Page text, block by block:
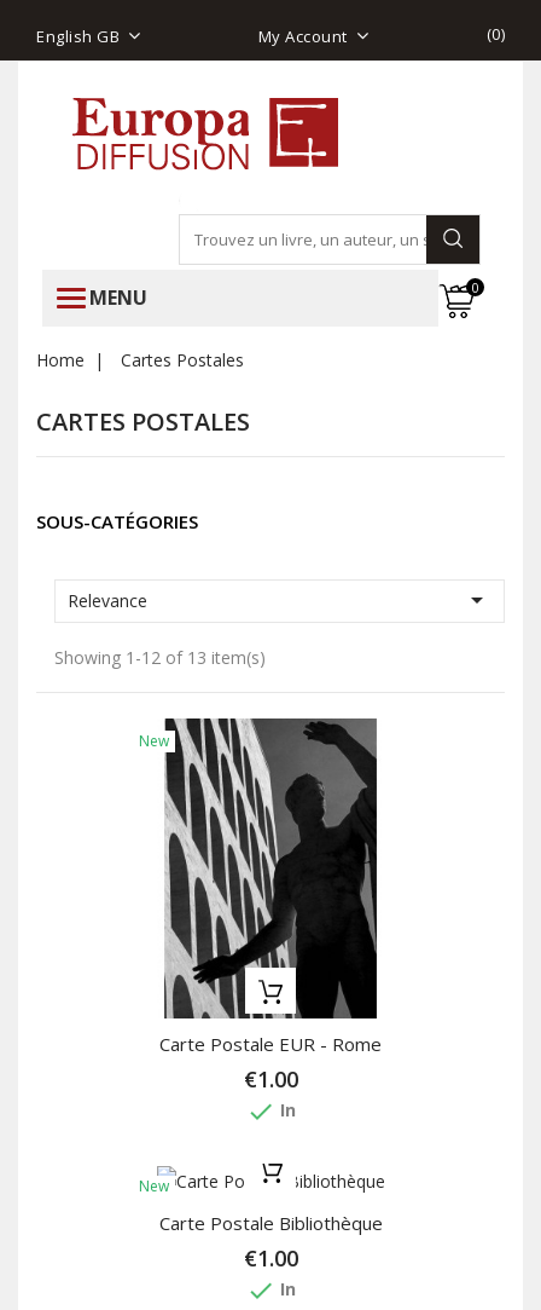
English GB My Account (0)
MENU 0
Home Cartes Postales
CARTES POSTALES
SOUS-CATÉGORIES
Relevance 
Showing 1-12 of 13 item(s)
New
Carte Postale EUR - Rome
€1.00
done In
New
Carte Postale Bibliothèque
€1.00
done In